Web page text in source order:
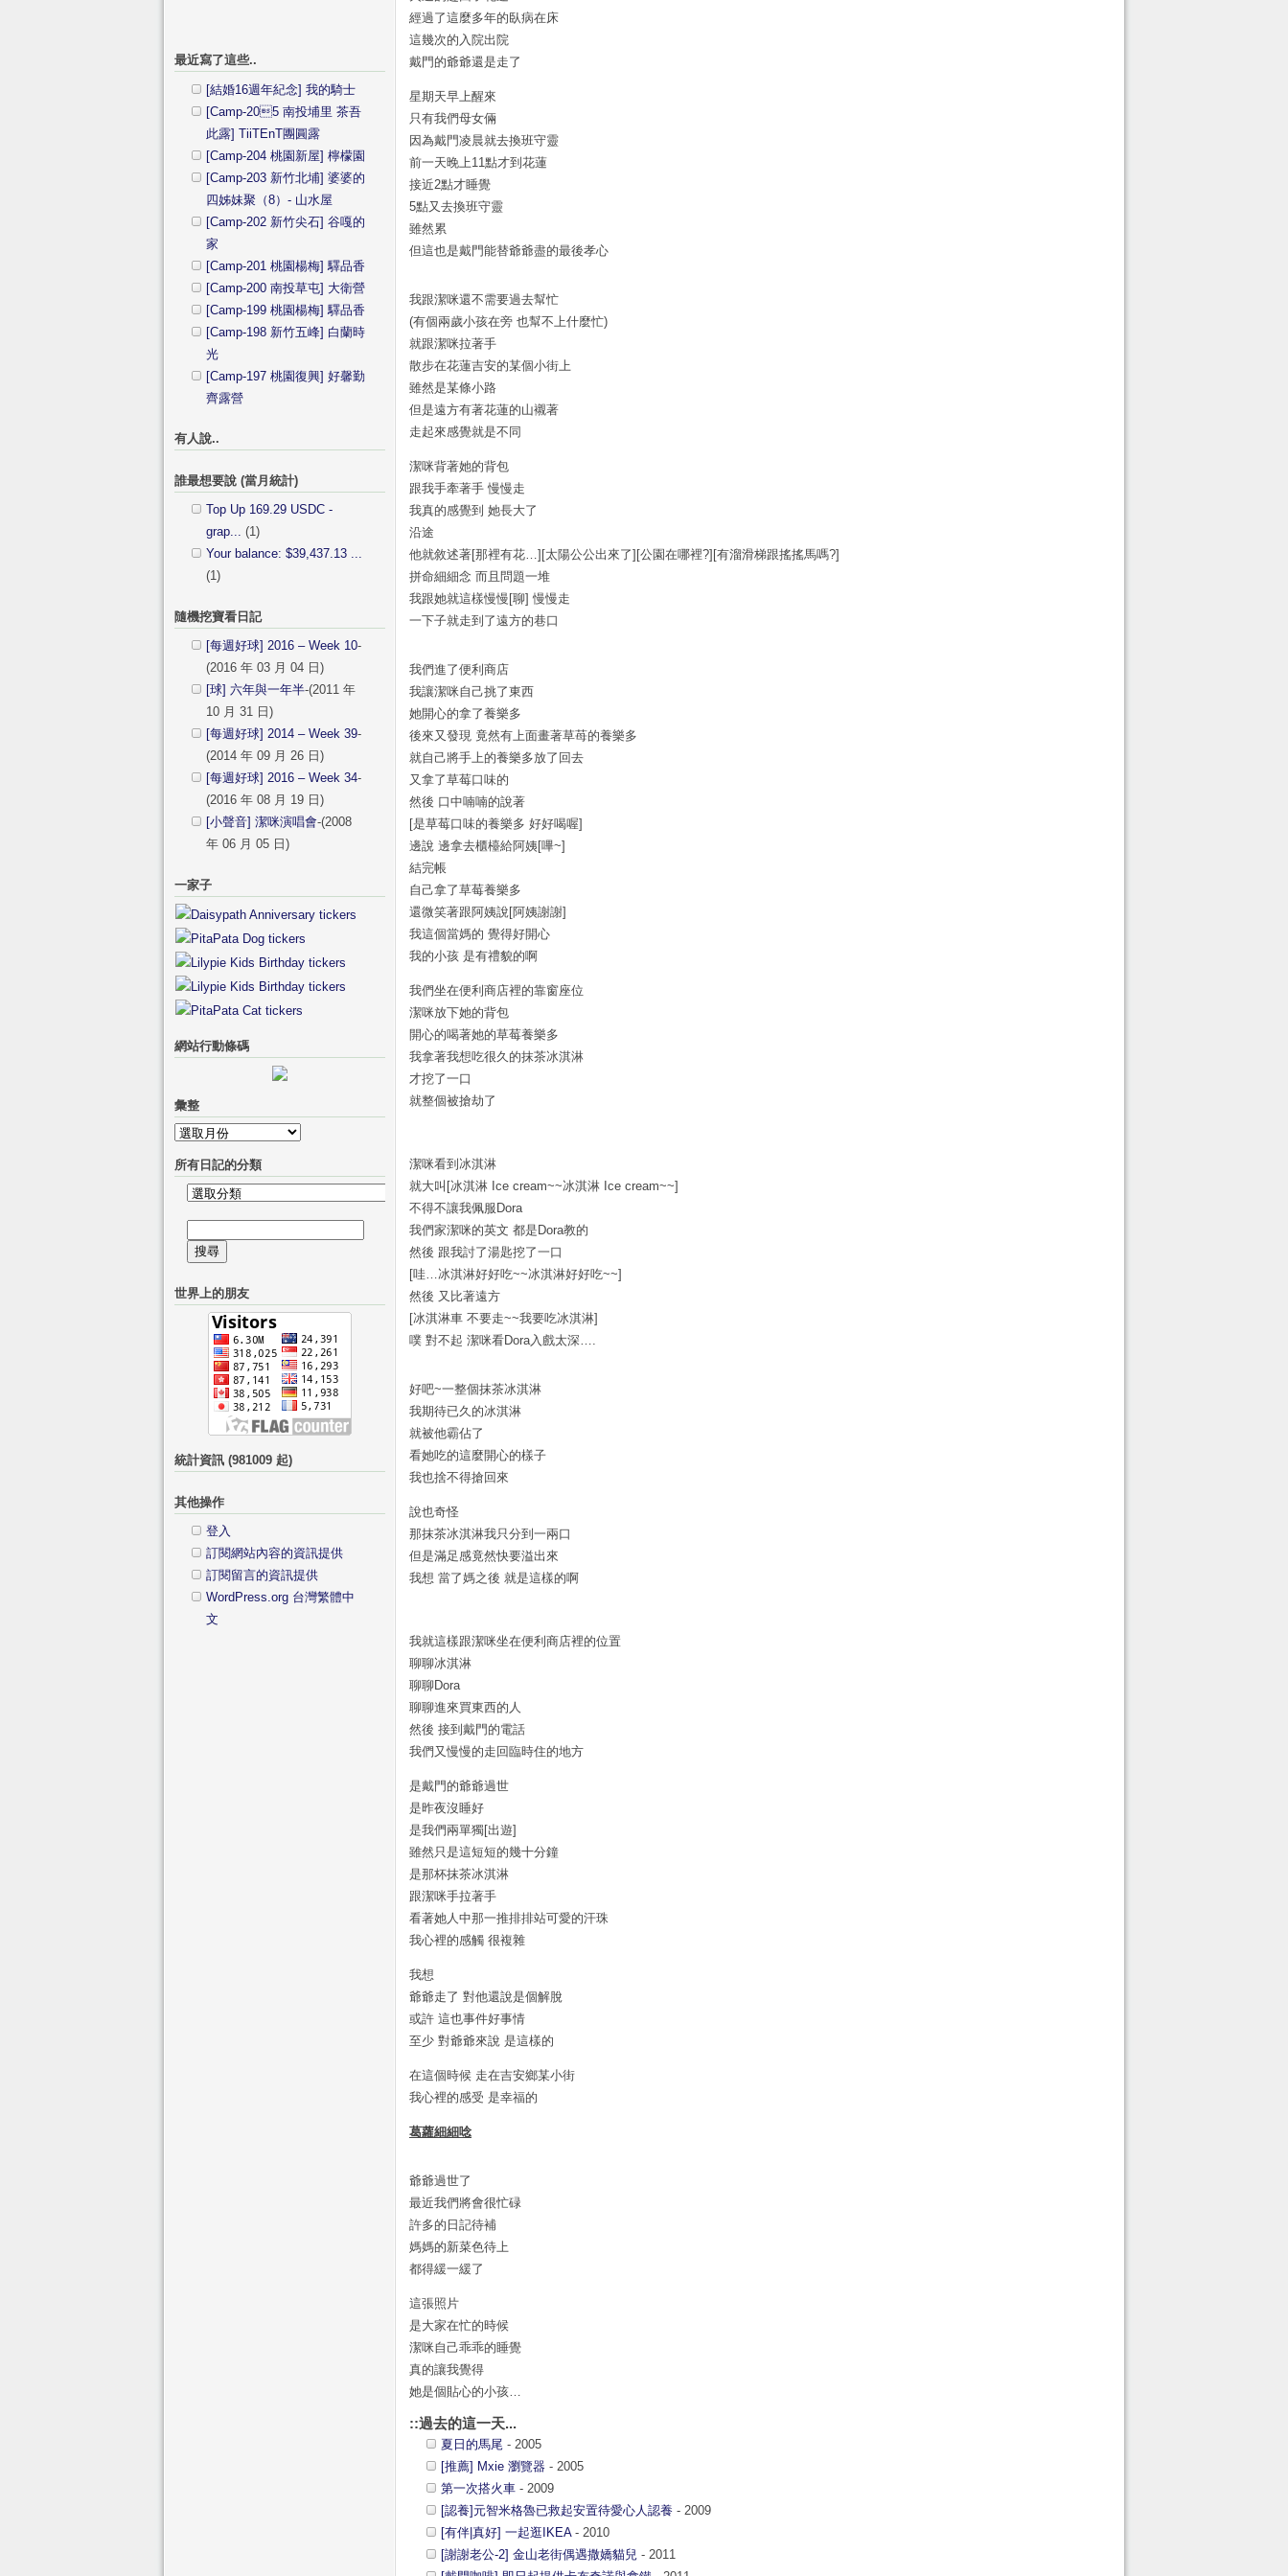
經過了這麼多年的臥病在床
這幾次的入院出院
戴門的爺爺還是走了
星期天早上醒來
只有我們母女倆
因為戴門凌晨就去換班守靈
前一天晚上11點才到花蓮
接近2點才睡覺
5點又去換班守靈
雖然累
但這也是戴門能替爺爺盡的最後孝心
我跟潔咪還不需要過去幫忙
(有個兩歲小孩在旁 也幫不上什麼忙)
就跟潔咪拉著手
散步在花蓮吉安的某個小街上
雖然是某條小路
但是遠方有著花蓮的山襯著
走起來感覺就是不同
潔咪背著她的背包
跟我手牽著手 慢慢走
我真的感覺到 她長大了
沿途
他就敘述著[那裡有花…][太陽公公出來了][公園在哪裡?][有溜滑梯跟搖搖馬嗎?]
拼命細細念 而且問題一堆
我跟她就這樣慢慢[聊] 慢慢走
一下子就走到了遠方的巷口
我們進了便利商店
我讓潔咪自己挑了東西
她開心的拿了養樂多
後來又發現 竟然有上面畫著草苺的養樂多
就自己將手上的養樂多放了回去
又拿了草莓口味的
然後 口中喃喃的說著
[是草莓口味的養樂多 好好喝喔]
邊說 邊拿去櫃檯給阿姨[嗶~]
結完帳
自己拿了草莓養樂多
還微笑著跟阿姨說[阿姨謝謝]
我這個當媽的 覺得好開心
我的小孩 是有禮貌的啊
我們坐在便利商店裡的靠窗座位
潔咪放下她的背包
開心的喝著她的草莓養樂多
我拿著我想吃很久的抹茶冰淇淋
才挖了一口
就整個被搶劫了
潔咪看到冰淇淋
就大叫[冰淇淋 Ice cream~~冰淇淋 Ice cream~~]
不得不讓我佩服Dora
我們家潔咪的英文 都是Dora教的
然後 跟我討了湯匙挖了一口
[哇…冰淇淋好好吃~~冰淇淋好好吃~~]
然後 又比著遠方
[冰淇淋車 不要走~~我要吃冰淇淋]
噗 對不起 潔咪看Dora入戲太深….
好吧~一整個抹茶冰淇淋
我期待已久的冰淇淋
就被他霸佔了
看她吃的這麼開心的樣子
我也捨不得搶回來
說也奇怪
那抹茶冰淇淋我只分到一兩口
但是滿足感竟然快要溢出來
我想 當了媽之後 就是這樣的啊
我就這樣跟潔咪坐在便利商店裡的位置
聊聊冰淇淋
聊聊Dora
聊聊進來買東西的人
然後 接到戴門的電話
我們又慢慢的走回臨時住的地方
是戴門的爺爺過世
是昨夜沒睡好
是我們兩單獨[出遊]
雖然只是這短短的幾十分鐘
是那杯抹茶冰淇淋
跟潔咪手拉著手
看著她人中那一推排排站可愛的汗珠
我心裡的感觸 很複雜
我想
爺爺走了 對他還說是個解脫
或許 這也事件好事情
至少 對爺爺來說 是這樣的
在這個時候 走在吉安鄉某小街
我心裡的感受 是幸福的
葛蘿細細唸
爺爺過世了
最近我們將會很忙碌
許多的日記待補
媽媽的新菜色待上
都得緩一緩了
這張照片
是大家在忙的時候
潔咪自己乖乖的睡覺
真的讓我覺得
她是個貼心的小孩…
::過去的這一天...
夏日的馬尾 - 2005
[推薦] Mxie 瀏覽器 - 2005
第一次搭火車 - 2009
[認養]元智米格魯已救起安置待愛心人認養 - 2009
[有伴|真好] 一起逛IKEA- 2010
[謝謝老公-2] 金山老街偶遇撒嬌貓兒 - 2011
最近寫了這些..
[結婚16週年紀念] 我的騎士
[Camp-205 南投埔里 茶吾
此露] TiiTEnT團圓露
[Camp-204 桃園新屋] 檸檬園
[Camp-203 新竹北埔] 婆婆的
四姊妹聚（8）- 山水屋
[Camp-202 新竹尖石] 谷嘎的
家
[Camp-201 桃園楊梅] 驛品香
[Camp-200 南投草屯] 大衛營
[Camp-199 桃園楊梅] 驛品香
[Camp-198 新竹五峰] 白蘭時
光
[Camp-197 桃園復興] 好馨勤
齊露營
有人說..
誰最想要說 (當月統計)
Top Up 169.29 USDC -
grap... (1)
Your balance: $39,437.13 ...
(1)
隨機挖寶看日記
[每週好球] 2016 – Week 10-
(2016 年 03 月 04 日)
[球] 六年與一年半-(2011 年
10 月 31 日)
[每週好球] 2014 – Week 39-
(2014 年 09 月 26 日)
[每週好球] 2016 – Week 34-
(2016 年 08 月 19 日)
[小聲音] 潔咪演唱會-(2008
年 06 月 05 日)
一家子
網站行動條碼
彙整
彙
整
所有日記的分類
所
日
記
分
尋
鍵
世界上的朋友
統計資訊 (981009 起)
其他操作
登入
訂閱網站內容的資訊提供
訂閱留言的資訊提供
WordPress.org 台灣繁體中
文